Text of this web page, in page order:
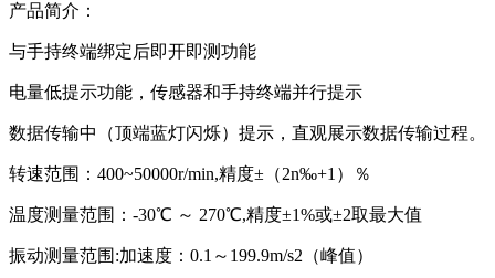
产品简介：
与手持终端绑定后即开即测功能
电量低提示功能，传感器和手持终端并行提示
数据传输中（顶端蓝灯闪烁）提示，直观展示数据传输过程。
转速范围：400~50000r/min,精度±（2n‰+1）％
温度测量范围：-30℃ ～ 270℃,精度±1%或±2取最大值
振动测量范围:加速度：0.1～199.9m/s2（峰值）